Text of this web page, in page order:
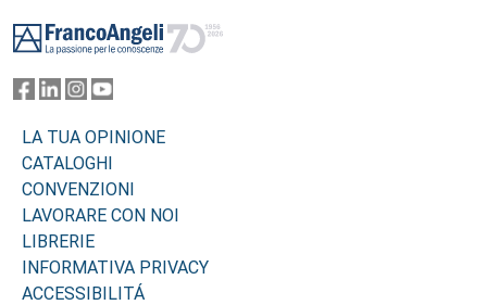
LA TUA OPINIONE
CATALOGHI
CONVENZIONI
LAVORARE CON NOI
LIBRERIE
INFORMATIVA PRIVACY
ACCESSIBILITÁ